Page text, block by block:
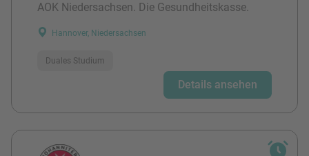
AOK Niedersachsen. Die Gesundheitskasse.
Hannover, Niedersachsen
Duales Studium
Details ansehen